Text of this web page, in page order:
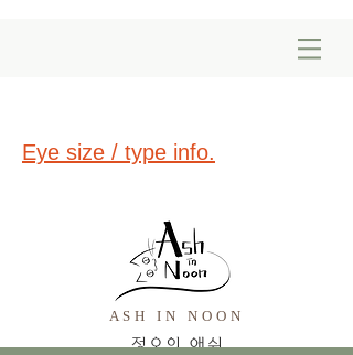
Eye size / type info.
ASH IN NOON
​정오의 애쉬